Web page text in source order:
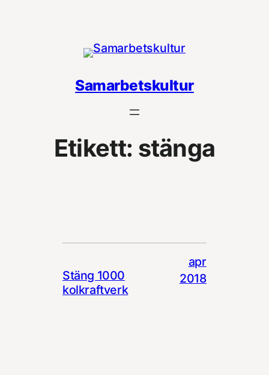
Samarbetskultur
Etikett: stänga
Stäng 1000
kolkraftverk
apr
2018